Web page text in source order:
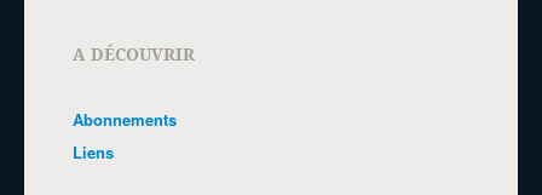
A DÉCOUVRIR
Abonnements
Liens